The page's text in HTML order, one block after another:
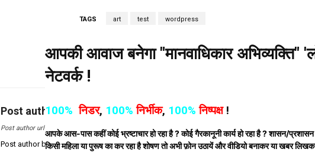
TAGS art test wordpress
Post author name
Post author url
Post author biographical information.
आपकी आवाज बनेगा "मानवाधिकार अभिव्यक्ति"
नेटवर्क !
100% निडर, 100% निर्भीक, 100% निष्पक्ष!
आपके आस-पास कहीं कोई भ्रष्टाचार हो रहा है ? कोई गैरकानूनी कार्य हो रहा है ? शासन/
किसी महिला या पुरूष का कर रहा है शोषण तो अभी फ़ोन उठायें और वीडियो बनाकर या खबर